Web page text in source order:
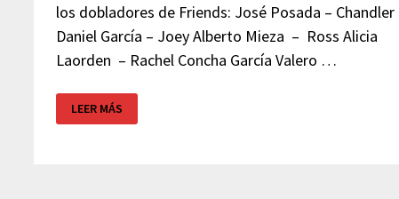
los dobladores de Friends: José Posada – Chandler
Daniel García – Joey Alberto Mieza – Ross Alicia
Laorden – Rachel Concha García Valero …
LOS
DOBLADORES
DE
LEER MÁS